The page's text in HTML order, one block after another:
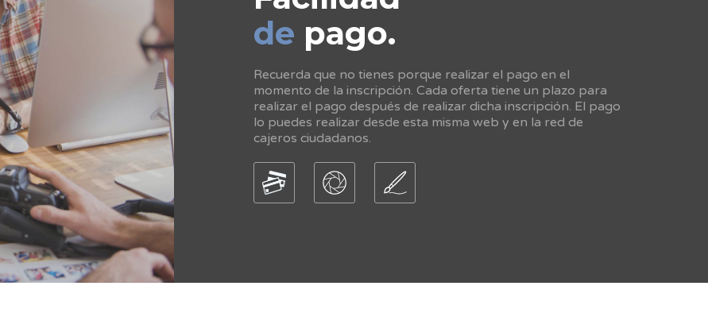
de pago.
Recuerda que no tienes porque realizar el pago en el
momento de la inscripción. Cada oferta tiene un plazo para
realizar el pago después de realizar dicha inscripción. El pago
lo puedes realizar desde esta misma web y en la red de
cajeros ciudadanos.